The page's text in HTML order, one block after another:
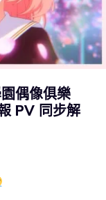
偶像俱樂
PV 同步解